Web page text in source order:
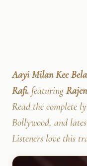
Aayi Milan Kee
Rafi. featuring
Read the complete
Bollywood, and
Listeners love this